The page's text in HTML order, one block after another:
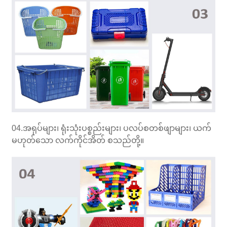
04.အရုပ်များ၊ ရုံးသုံးပစ္စည်းများ၊ ပလပ်စတစ်ဖျာများ၊ ယက်
မဟုတ်သော လက်ကိုင်အိတ် စသည်တို့။